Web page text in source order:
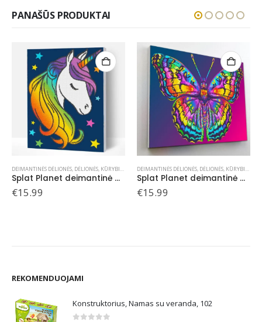
PANAŠŪS PRODUKTAI
Splat Planet deimantinė dėlionė VIENARAGIS 30×40 cm
DEIMANTINĖS DĖLIONĖS,DĖLIONĖS,KŪRYBIŠKUMUI
Splat Planet deimantinė dėlionė DRUGELIS 30×40 cm
€15.99
DEIMANTINĖS DĖLIONĖS,DĖLIONĖS,
€15.99
REKOMENDUOJAMI
Konstruktorius, Namas su veranda, 102